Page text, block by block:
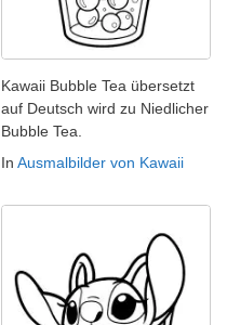
Kawaii Bubble Tea übersetzt
auf Deutsch wird zu Niedlicher
Bubble Tea.
In Ausmalbilder von Kawaii